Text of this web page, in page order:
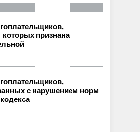
которых признана
с нарушением норм